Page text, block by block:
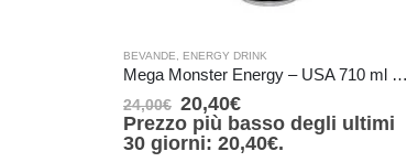
BEVANDE, ENERGY DRINK
Mega Monster Energy – USA 710 ml DENTS (Dents – Ammaccature)
24,00€ 20,40€
Prezzo più basso degli ultimi
30 giorni: 20,40€.